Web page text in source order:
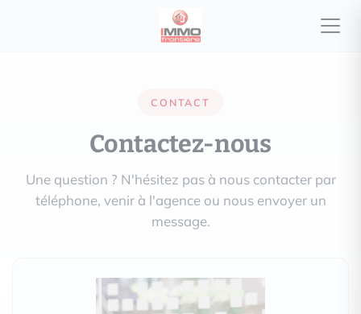
CONTACT
Contactez-nous
Une question ? N'hésitez pas à nous contacter par
téléphone, venir à l'agence ou nous envoyer un
message.